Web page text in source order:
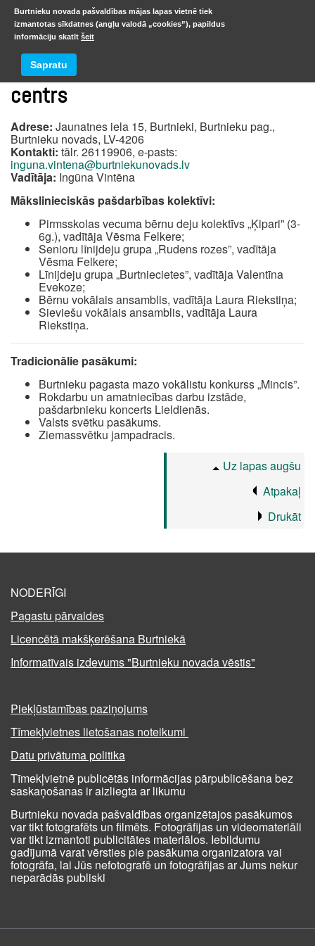
Burtnieku pagasta kultūras
centrs
Adrese: Jaunatnes iela 15, Burtnieki, Burtnieku pag.,
Burtnieku novads, LV-4206
Kontakti: tālr. 26119906, e-pasts:
inguna.vintena@burtniekunovads.lv
Vadītāja: Ingūna Vintēna
Mākslinieciskās pašdarbības kolektīvi:
Pirmsskolas vecuma bērnu deju kolektīvs „Ķipari” (3-
6g.), vadītāja Vēsma Felkere;
Senioru līnijdeju grupa „Rudens rozes”, vadītāja
Vēsma Felkere;
Līnijdeju grupa „Burtniecietes”, vadītāja Valentīna
Evekoze;
Bērnu vokālais ansamblis, vadītāja Laura Riekstiņa;
Sieviešu vokālais ansamblis, vadītāja Laura
Riekstiņa.
Tradicionālie pasākumi:
Burtnieku pagasta mazo vokālistu konkurss „Mincis”.
Rokdarbu un amatniecības darbu izstāde,
pašdarbnieku koncerts Lieldienās.
Valsts svētku pasākums.
Ziemassvētku jampadracis.
Uz lapas augšu
Atpakaļ
Drukāt
NODERĪGI
Pagastu pārvaldes
Licencētā makšķerēšana Burtniekā
Informatīvais izdevums "Burtnieku novada vēstis"
Piekļūstamības paziņojums
Tīmekļvietnes lietošanas noteikumi
Datu privātuma politika
Tīmekļvietnē publicētās informācijas pārpublicēšana bez
saskaņošanas ir aizliegta ar likumu
Burtnieku novada pašvaldības organizētajos pasākumos
var tikt fotografēts un filmēts. Fotogrāfijas un videomateriāli
var tikt izmantoti publicitātes materiālos. Iebildumu
gadījumā varat vērsties pie pasākuma organizatora vai
fotogrāfa, lai Jūs nefotografē un fotogrāfijas ar Jums nekur
neparādās publiski
Burtnieku novada pašvaldības mājas lapas vietnē tiek
izmantotas sīkdatnes (angļu valodā „cookies”), papildus
informāciju skatīt šeit
Sapratu